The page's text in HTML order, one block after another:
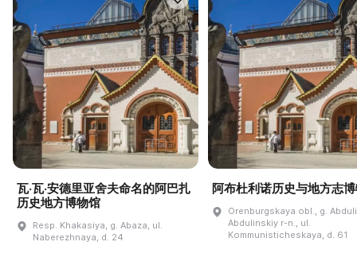
瓦·瓦·安德里亚舍夫命名的阿巴扎
历史地方博物馆
Resp. Khakasiya, g. Abaza, ul.
Naberezhnaya, d. 24
阿布杜利诺历史与地方志
Orenburgskaya obl., g.
Abdulinskiy r-n., ul.
Kommunisticheskaya, d. 61